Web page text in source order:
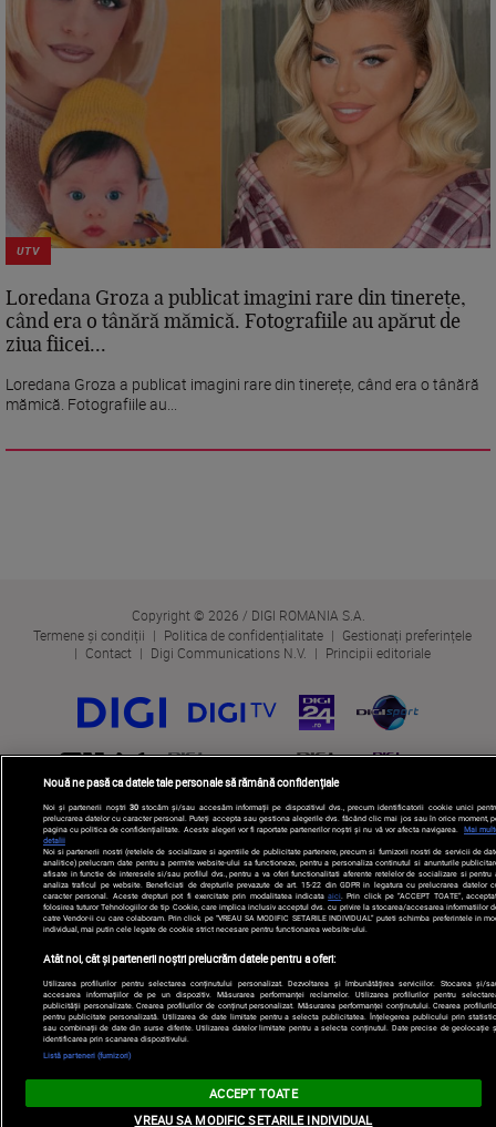
UTV
Loredana Groza a publicat imagini rare din tinerețe,
când era o tânără mămică. Fotografiile au apărut de
ziua fiicei...
Loredana Groza a publicat imagini rare din tinerețe, când era o tânără
mămică. Fotografiile au...
Copyright © 2026 / DIGI ROMANIA S.A.
Termene și condiții
Politica de confidențialitate
Gestionați preferințele
Contact
Digi Communications N.V. Principii editoriale
Nouă ne pasă ca datele tale personale să rămână confidențiale
Noi și partenerii noștri 30stocăm și/sau accesăm informații pe dispozitivul dvs., precum identificatorii cookie unici
prelucrarea datelor cu caracter personal. Puteți accepta sau gestiona alegerile dvs. făcând clic mai jos sau în orice moment,
pagina cu politica de confidențialitate. Aceste alegeri vor fi raportate partenerilor noștri și nu vă vor afecta navigarea.
Mai
detalii
Noi si partenerii nostri (retelele de socializare si agentiile de publicitate partenere, precum si furnizorii nostri de servicii de
analitice) prelucram date pentru a permite website-ului sa functioneze, pentru a personaliza continutul si anunturile
afisate in functie de interesele si/sau profilul dvs., pentru a va oferi functionalitati aferente retelelor de socializare si pentru
analiza traficul pe website. Beneficiati de drepturile prevazute de art. 15-22 din GDPR in legatura cu prelucrarea datelor
caracter personal. Aceste drepturi pot fi exercitate prin modalitatea indicataaici . Prin click pe “ACCEPT TOATE”,
folosirea tuturor Tehnologiilor de tip Cookie, care implica inclusiv acceptul dvs. cu privire la stocarea/accesarea informatiilor
catre Vendor-ii cu care colaboram. Prin click pe “VREAU SA MODIFIC SETARILE INDIVIDUAL” puteti schimba preferintele in
individual, mai putin cele legate de cookie strict necesare pentru functionarea website-ului.
Atât noi, cât și partenerii noștri prelucrăm datele pentru a oferi:
Utilizarea profilurilor pentru selectarea conținutului personalizat. Dezvoltarea și îmbunătățirea serviciilor. Stocarea și/
accesarea informațiilor de pe un dispozitiv. Măsurarea performanței reclamelor. Utilizarea profilurilor pentru
publicității personalizate. Crearea profilurilor de conținut personalizat. Măsurarea performanței conținutului. Crearea
pentru publicitate personalizată. Utilizarea de date limitate pentru a selecta publicitatea. Înțelegerea publicului prin
sau combinații de date din surse diferite. Utilizarea datelor limitate pentru a selecta conținutul. Date precise de geolocație
identificarea prin scanarea dispozitivului.
Listă parteneri (furnizori)
ACCEPT TOATE
VREAU SA MODIFIC SETARILE INDIVIDUAL